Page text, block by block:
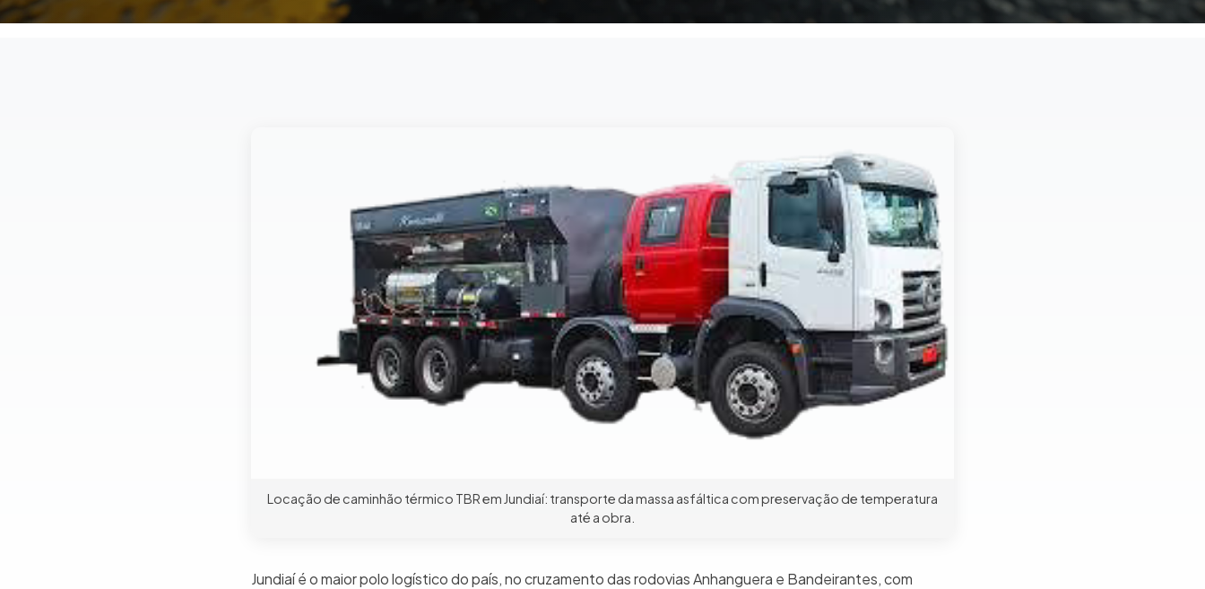
Locação de caminhão térmico TBR em Jundiaí: transporte da massa asfáltica com preservação de temperatura
até a obra.
Jundiaí é o maior polo logístico do país, no cruzamento das rodovias Anhanguera e Bandeirantes, com